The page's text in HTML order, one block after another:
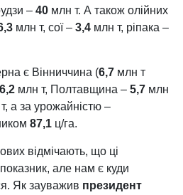
– 40 млн т. А також олійних
млн т, сої – 3,4 млн т, ріпака –
є Вінниччина (6,7 млн т
6,2 млн т, Полтавщина – 5,7 млн
а за урожайністю –
87,1 ц/га.
відмічають, що ці
але нам є куди
Як зауважив президент